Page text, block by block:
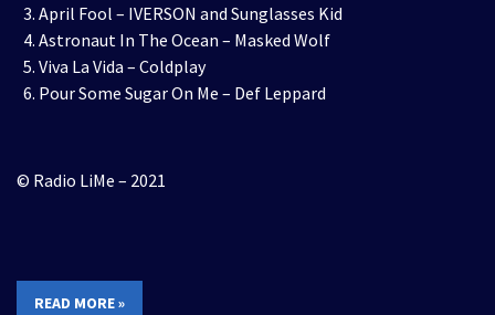
April Fool – IVERSON and Sunglasses Kid
Astronaut In The Ocean – Masked Wolf
Viva La Vida – Coldplay
Pour Some Sugar On Me – Def Leppard
© Radio LiMe – 2021
READ MORE »